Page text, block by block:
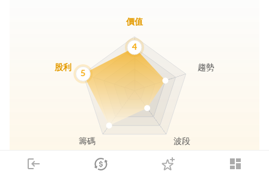
login dashboard
市場 登入
趨勢動能 波段訊號
價值
趨勢
波段
籌碼
股利
4
5